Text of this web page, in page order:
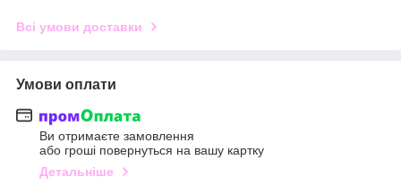
Всі умови доставки
Умови оплати
Ви отримаєте замовлення
або гроші повернуться на вашу картку
Детальніше